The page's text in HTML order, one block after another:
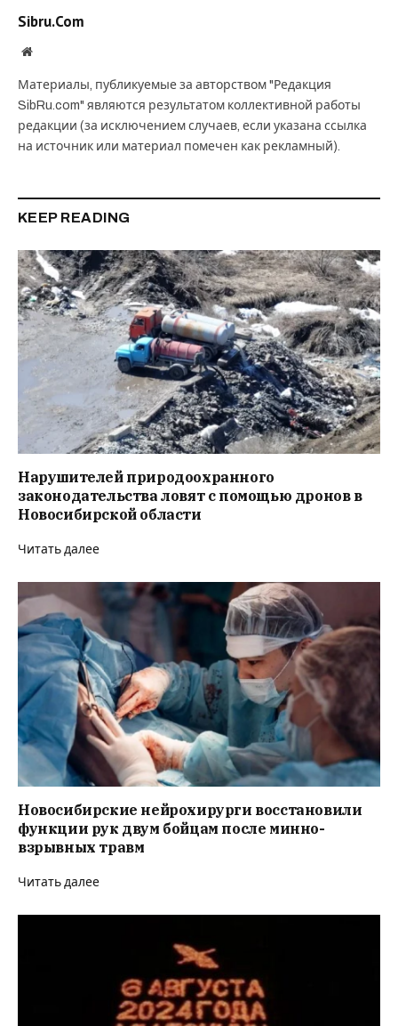
Sibru.Com
Website
Материалы, публикуемые за авторством "Редакция
SibRu.com" являются результатом коллективной работы
редакции (за исключением случаев, если указана ссылка
на источник или материал помечен как рекламный).
KEEP READING
Нарушителей природоохранного
законодательства ловят с помощью дронов в
Новосибирской области
Читать далее
Новосибирские нейрохирурги восстановили
функции рук двум бойцам после минно-
взрывных травм
Читать далее